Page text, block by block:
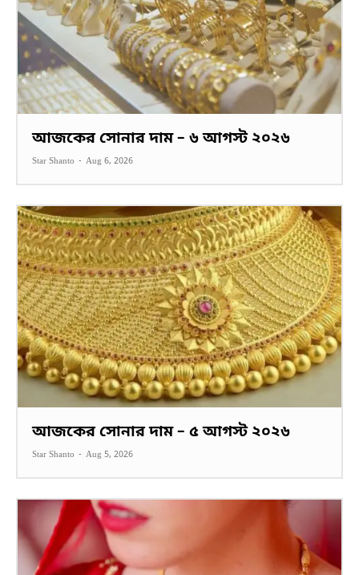
আজকের সোনার দাম – ৬ আগস্ট ২০২৬
Star Shanto - Aug 6, 2026
আজকের সোনার দাম – ৫ আগস্ট ২০২৬
Star Shanto - Aug 5, 2026